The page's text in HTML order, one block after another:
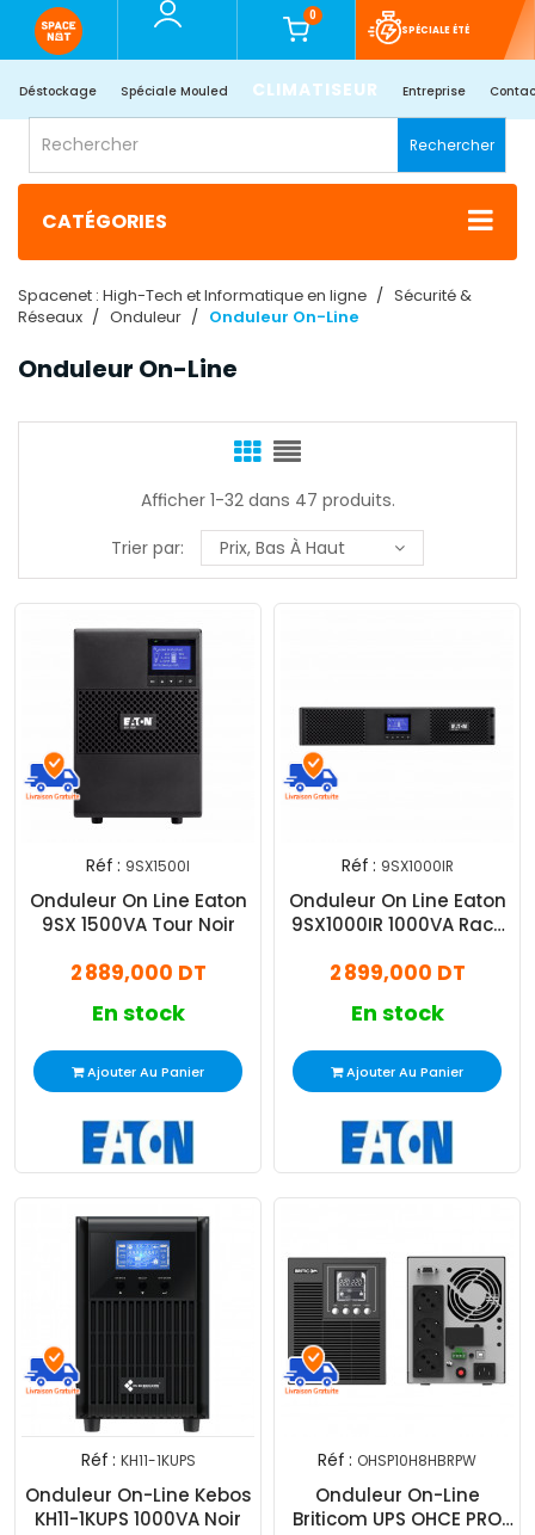
0
SPÉCIALE ÉTÉ
Déstockage Spéciale Mouled CLIMATISEUR Entreprise
Rechercher
CATÉGORIES
Spacenet : High-Tech et Informatique en ligne
Sécurité &
Réseaux
Onduleur Onduleur On-Line
Onduleur On-Line
Afficher 1-32 dans 47 produits.
Trier par:
Prix, Bas À Haut
Réf : 9SX1500I
Onduleur On Line Eaton
9SX 1500VA Tour Noir
2 889,000 DT
En stock
Ajouter Au Panier
Réf : 9SX1000IR
Onduleur On Line Eaton
9SX1000IR 1000VA Rack
2 899,000 DT
En stock
Ajouter Au Panier
Réf : KH11-1KUPS
Onduleur On-Line Kebos
KH11-1KUPS 1000VA Noir
Réf : OHSP10H8HBRPW
Onduleur On-Line
Briticom UPS OHCE PRO